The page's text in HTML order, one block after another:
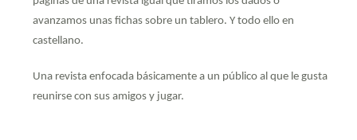
avanzamos unas fichas sobre un tablero. Y todo ello en
castellano.
Una revista enfocada básicamente a un público al que le gusta
reunirse con sus amigos y jugar.